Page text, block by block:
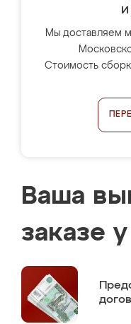
и
Мы доставляем
Стоимость
Ваша
заказе